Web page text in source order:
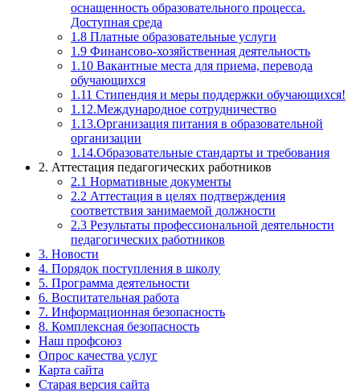
оснащенность образовательного процесса.
Доступная среда
1.8 Платные образовательные услуги
1.9 Финансово-хозяйственная деятельность
1.10 Вакантные места для приема, перевода
обучающихся
1.11 Стипендия и меры поддержки обучающихся!
1.12.Международное сотрудничество
1.13.Организация питания в образовательной
организации
1.14.Образовательные стандарты и требования
2. Аттестация педагогических работников
2.1 Нормативные документы
2.2 Аттестация в целях подтверждения
соответствия занимаемой должности
2.3 Результаты профессиональной деятельности
педагогических работников
3. Новости
4. Порядок поступления в школу
5. Программа деятельности
6. Воспитательная работа
7. Информационная безопасность
8. Комплексная безопасность
Наш профсоюз
Опрос качества услуг
Карта сайта
Старая версия сайта